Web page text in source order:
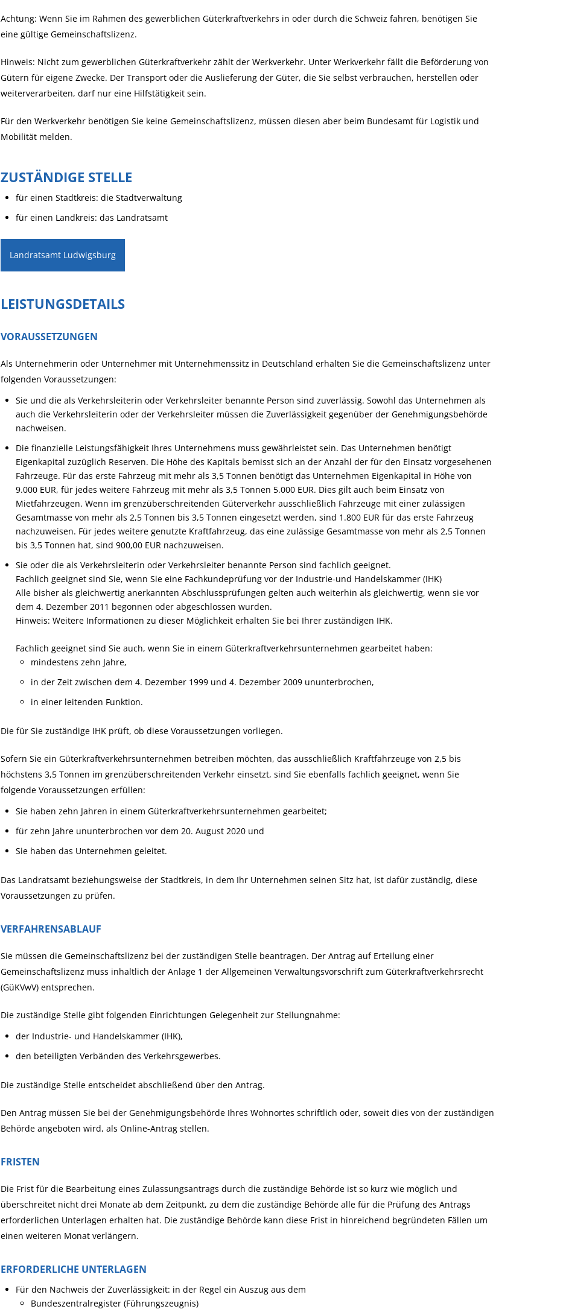
Achtung: Wenn Sie im Rahmen des gewerblichen Güterkraftverkehrs in oder durch die Schweiz fahren, benötigen Sie
eine gültige Gemeinschaftslizenz.
Hinweis: Nicht zum gewerblichen Güterkraftverkehr zählt der Werkverkehr. Unter Werkverkehr fällt die Beförderung von
Gütern für eigene Zwecke. Der Transport oder die Auslieferung der Güter, die Sie selbst verbrauchen, herstellen oder
weiterverarbeiten, darf nur eine Hilfstätigkeit sein.
Für den Werkverkehr benötigen Sie keine Gemeinschaftslizenz, müssen diesen aber beim Bundesamt für Logistik und
Mobilität melden.
ZUSTÄNDIGE STELLE
für einen Stadtkreis: die Stadtverwaltung
für einen Landkreis: das Landratsamt
Landratsamt Ludwigsburg
LEISTUNGSDETAILS
VORAUSSETZUNGEN
Als Unternehmerin oder Unternehmer mit Unternehmenssitz in Deutschland erhalten Sie die Gemeinschaftslizenz unter
folgenden Voraussetzungen:
Sie und die als Verkehrsleiterin oder Verkehrsleiter benannte Person sind zuverlässig. Sowohl das Unternehmen als
auch die Verkehrsleiterin oder der Verkehrsleiter müssen die Zuverlässigkeit gegenüber der Genehmigungsbehörde
nachweisen.
Die finanzielle Leistungsfähigkeit Ihres Unternehmens muss gewährleistet sein. Das Unternehmen benötigt
Eigenkapital zuzüglich Reserven. Die Höhe des Kapitals bemisst sich an der Anzahl der für den Einsatz vorgesehenen
Fahrzeuge. Für das erste Fahrzeug mit mehr als 3,5 Tonnen benötigt das Unternehmen Eigenkapital in Höhe von
9.000 EUR, für jedes weitere Fahrzeug mit mehr als 3,5 Tonnen 5.000 EUR. Dies gilt auch beim Einsatz von
Mietfahrzeugen. Wenn im grenzüberschreitenden Güterverkehr ausschließlich Fahrzeuge mit einer zulässigen
Gesamtmasse von mehr als 2,5 Tonnen bis 3,5 Tonnen eingesetzt werden, sind 1.800 EUR für das erste Fahrzeug
nachzuweisen. Für jedes weitere genutzte Kraftfahrzeug, das eine zulässige Gesamtmasse von mehr als 2,5 Tonnen
bis 3,5 Tonnen hat, sind 900,00 EUR nachzuweisen.
Sie oder die als Verkehrsleiterin oder Verkehrsleiter benannte Person sind fachlich geeignet.
Fachlich geeignet sind Sie, wenn Sie eine Fachkundeprüfung vor der Industrie-und Handelskammer (IHK)
Alle bisher als gleichwertig anerkannten Abschlussprüfungen gelten auch weiterhin als gleichwertig, wenn sie vor
dem 4. Dezember 2011 begonnen oder abgeschlossen wurden.
Hinweis: Weitere Informationen zu dieser Möglichkeit erhalten Sie bei Ihrer zuständigen IHK.
Fachlich geeignet sind Sie auch, wenn Sie in einem Güterkraftverkehrsunternehmen gearbeitet haben:
mindestens zehn Jahre,
in der Zeit zwischen dem 4. Dezember 1999 und 4. Dezember 2009 ununterbrochen,
in einer leitenden Funktion.
Die für Sie zuständige IHK prüft, ob diese Voraussetzungen vorliegen.
Sofern Sie ein Güterkraftverkehrsunternehmen betreiben möchten, das ausschließlich Kraftfahrzeuge von 2,5 bis
höchstens 3,5 Tonnen im grenzüberschreitenden Verkehr einsetzt, sind Sie ebenfalls fachlich geeignet, wenn Sie
folgende Voraussetzungen erfüllen:
Sie haben zehn Jahren in einem Güterkraftverkehrsunternehmen gearbeitet;
für zehn Jahre ununterbrochen vor dem 20. August 2020 und
Sie haben das Unternehmen geleitet.
Das Landratsamt beziehungsweise der Stadtkreis, in dem Ihr Unternehmen seinen Sitz hat, ist dafür zuständig, diese
Voraussetzungen zu prüfen.
VERFAHRENSABLAUF
Sie müssen die Gemeinschaftslizenz bei der zuständigen Stelle beantragen. Der Antrag auf Erteilung einer
Gemeinschaftslizenz muss inhaltlich der Anlage 1 der Allgemeinen Verwaltungsvorschrift zum Güterkraftverkehrsrecht
(GüKVwV) entsprechen.
Die zuständige Stelle gibt folgenden Einrichtungen Gelegenheit zur Stellungnahme:
der Industrie- und Handelskammer (IHK),
den beteiligten Verbänden des Verkehrsgewerbes.
Die zuständige Stelle entscheidet abschließend über den Antrag.
Den Antrag müssen Sie bei der Genehmigungsbehörde Ihres Wohnortes schriftlich oder, soweit dies von der zuständigen
Behörde angeboten wird, als Online-Antrag stellen.
FRISTEN
Die Frist für die Bearbeitung eines Zulassungsantrags durch die zuständige Behörde ist so kurz wie möglich und
überschreitet nicht drei Monate ab dem Zeitpunkt, zu dem die zuständige Behörde alle für die Prüfung des Antrags
erforderlichen Unterlagen erhalten hat. Die zuständige Behörde kann diese Frist in hinreichend begründeten Fällen um
einen weiteren Monat verlängern.
ERFORDERLICHE UNTERLAGEN
Für den Nachweis der Zuverlässigkeit: in der Regel ein Auszug aus dem
Bundeszentralregister (Führungszeugnis)